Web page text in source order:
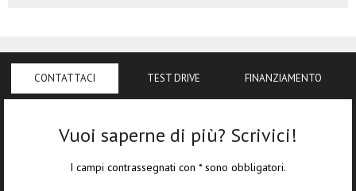
CONTATTACI TEST DRIVE FINANZIAMENTO
Vuoi saperne di più? Scrivici!
I campi contrassegnati con * sono obbligatori.